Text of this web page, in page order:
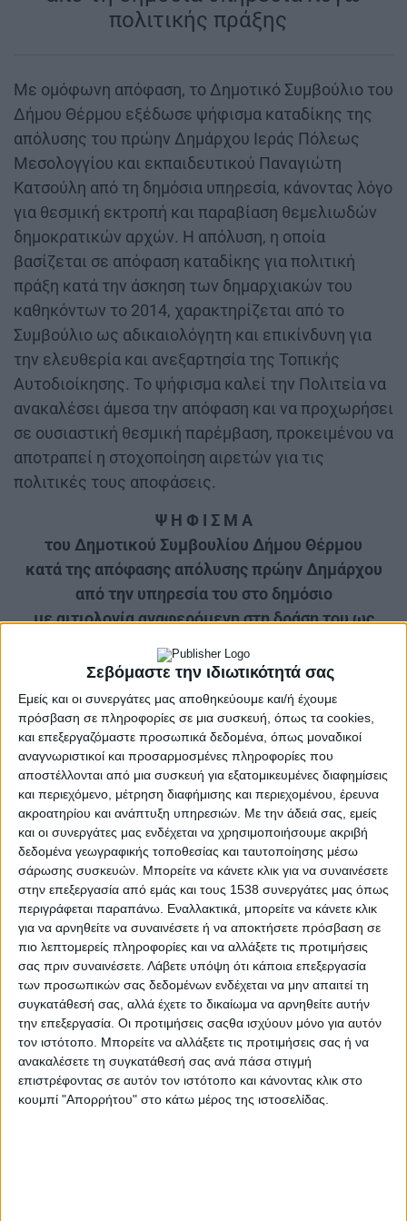
Σεβόμαστε την ιδιωτικότητά σας
Εμείς και οι συνεργάτες μας αποθηκεύουμε και/ή έχουμε
πρόσβαση σε πληροφορίες σε μια συσκευή, όπως τα cookies,
και επεξεργαζόμαστε προσωπικά δεδομένα, όπως μοναδικοί
αναγνωριστικοί και προσαρμοσμένες πληροφορίες που
αποστέλλονται από μια συσκευή για εξατομικευμένες διαφημίσεις
και περιεχόμενο, μέτρηση διαφήμισης και περιεχομένου, έρευνα
ακροατηρίου και ανάπτυξη υπηρεσιών. Με την άδειά σας, εμείς
και οι συνεργάτες μας ενδέχεται να χρησιμοποιήσουμε ακριβή
δεδομένα γεωγραφικής τοποθεσίας και ταυτοποίησης μέσω
σάρωσης συσκευών. Μπορείτε να κάνετε κλικ για να συναινέσετε
στην επεξεργασία από εμάς και τους 1538 συνεργάτες μας όπως
περιγράφεται παραπάνω. Εναλλακτικά, μπορείτε να κάνετε κλικ
για να αρνηθείτε να συναινέσετε ή να αποκτήσετε πρόσβαση σε
πιο λεπτομερείς πληροφορίες και να αλλάξετε τις προτιμήσεις
σας πριν συναινέσετε. Λάβετε υπόψη ότι κάποια επεξεργασία
των προσωπικών σας δεδομένων ενδέχεται να μην απαιτεί τη
συγκατάθεσή σας, αλλά έχετε το δικαίωμα να αρνηθείτε αυτήν
την επεξεργασία. Οι προτιμήσεις σαςθα ισχύουν μόνο για αυτόν
τον ιστότοπο. Μπορείτε να αλλάξετε τις προτιμήσεις σας ή να
ανακαλέσετε τη συγκατάθεσή σας ανά πάσα στιγμή
επιστρέφοντας σε αυτόν τον ιστότοπο και κάνοντας κλικ στο
κουμπί "Απορρήτου" στο κάτω μέρος της ιστοσελίδας.
πολιτικής πράξης
Με ομόφωνη απόφαση, το Δημοτικό Συμβούλιο του
Δήμου Θέρμου εξέδωσε ψήφισμα καταδίκης της
απόλυσης του πρώην Δημάρχου Ιεράς Πόλεως
Μεσολογγίου και εκπαιδευτικού Παναγιώτη
Κατσούλη από τη δημόσια υπηρεσία, κάνοντας λόγο
για θεσμική εκτροπή και παραβίαση θεμελιωδών
δημοκρατικών αρχών. Η απόλυση, η οποία
βασίζεται σε απόφαση καταδίκης για πολιτική
πράξη κατά την άσκηση των δημαρχιακών του
καθηκόντων το 2014, χαρακτηρίζεται από το
Συμβούλιο ως αδικαιολόγητη και επικίνδυνη για
την ελευθερία και ανεξαρτησία της Τοπικής
Αυτοδιοίκησης. Το ψήφισμα καλεί την Πολιτεία να
ανακαλέσει άμεσα την απόφαση και να προχωρήσει
σε ουσιαστική θεσμική παρέμβαση, προκειμένου να
αποτραπεί η στοχοποίηση αιρετών για τις
πολιτικές τους αποφάσεις.
Ψ Η Φ Ι Σ Μ Α
του Δημοτικού Συμβουλίου Δήμου Θέρμου
κατά της απόφασης απόλυσης πρώην Δημάρχου
από την υπηρεσία του στο δημόσιο
με αιτιολογία αναφερόμενη στη δράση του ως
Το Δημοτικό Συμβούλιο Θέρμου στη συνεδρίασή
του της 28ης Απριλίου 2025 εξέδωσε, με τη
41/2025 Απόφασή του, το παρακάτω ψήφισμα:
«Το Δημοτικό Συμβούλιο Θέρμου θεωρεί
παντελώς άδικη την πρωτοφανή στα χρονικά της
δημόσιας διοίκησης απόλυση από την εργασία του
ως εκπαιδευτικό – υπάλληλο του Υπουργείου
Παιδείας, Θρησκευμάτων και Αθλητισμού, του επί
σειρά ετών μέλους του Α΄ και Β΄ βαθμού
αυτοδιοίκησης κ. Παναγιώτη Κατσούλη.
Μια καταδικαστική απόφαση αναφερόμενη σε έναν
εκπαιδευτικό με τριακονταετή αψεγάδιαστη
προϋπηρεσία και ευρύτερη κοινωνική προσφορά,
στον οποίο αποδόθηκε η κατηγορία για το αδίκημα
της «παράβασης καθήκοντος» μετά από μήνυση
ιδιώτη το 2015, για το οποίο απαλλάχθηκε
πρωτοδίκως και καταδικάστηκε εφετειακά σε έξι